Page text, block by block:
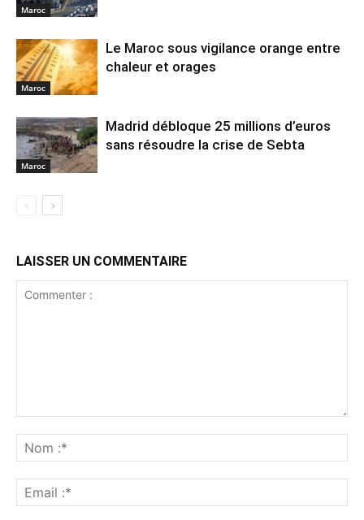
Maroc
Maroc
Le Maroc sous vigilance orange entre
chaleur et orages
Maroc
Madrid débloque 25 millions d’euros
sans résoudre la crise de Sebta
LAISSER UN COMMENTAIRE